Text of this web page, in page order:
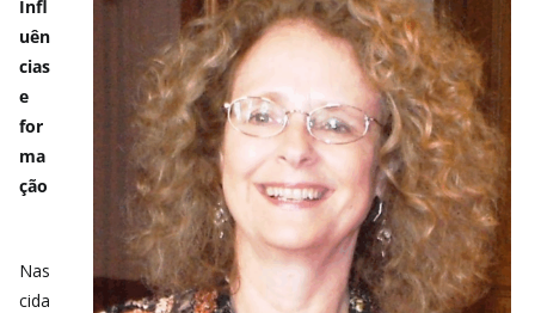
Infl
uên
cias
e
for
ma
ção
Nas
cida